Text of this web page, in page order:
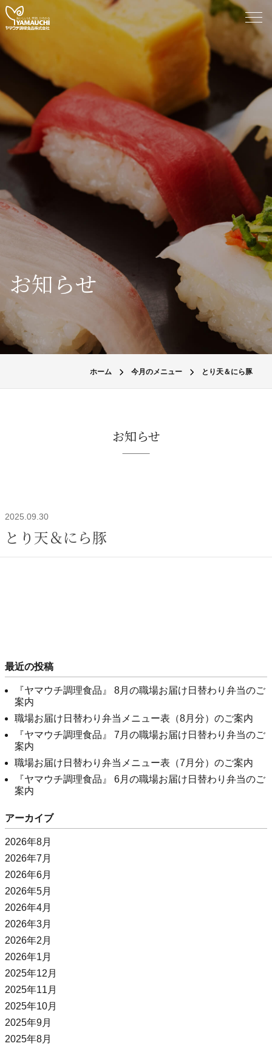
お知らせ
ホーム 今月のメニュー とり天＆にら豚
お知らせ
2025.09.30
とり天＆にら豚
最近の投稿
『ヤマウチ調理食品』 8月の職場お届け日替わり弁当のご
案内
職場お届け日替わり弁当メニュー表（8月分）のご案内
『ヤマウチ調理食品』 7月の職場お届け日替わり弁当のご
案内
職場お届け日替わり弁当メニュー表（7月分）のご案内
『ヤマウチ調理食品』 6月の職場お届け日替わり弁当のご
案内
アーカイブ
2026年8月
2026年7月
2026年6月
2026年5月
2026年4月
2026年3月
2026年2月
2026年1月
2025年12月
2025年11月
2025年10月
2025年9月
2025年8月